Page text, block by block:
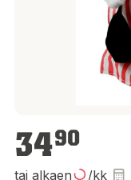
3490
tai alkaen /kk